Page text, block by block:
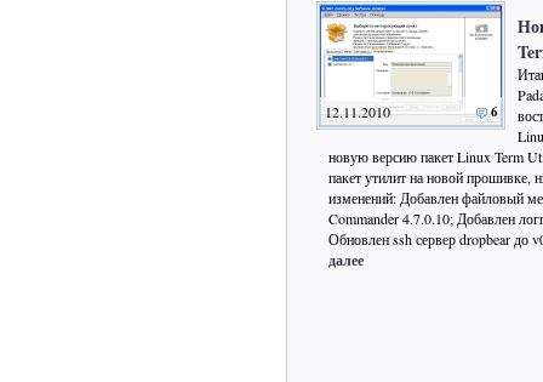
12.11.2010 6
новую версию пакет Linux Term
пакет утилит на новой прошивке,
изменений: Добавлен файловый
Commander 4.7.0.10; Добавлен
Обновлен ssh сервер dropbear до
далее